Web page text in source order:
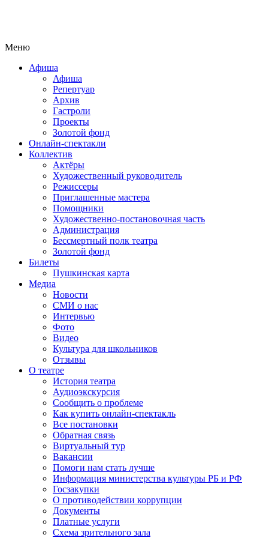
Меню
Афиша
Афиша
Репертуар
Архив
Гастроли
Проекты
Золотой фонд
Онлайн-спектакли
Коллектив
Актёры
Художественный руководитель
Режиссеры
Приглашенные мастера
Помощники
Художественно-постановочная часть
Администрация
Бессмертный полк театра
Золотой фонд
Билеты
Пушкинская карта
Медиа
Новости
СМИ о нас
Интервью
Фото
Видео
Культура для школьников
Отзывы
О театре
История театра
Аудиоэкскурсия
Сообщить о проблеме
Как купить онлайн-спектакль
Все постановки
Обратная связь
Виртуальный тур
Вакансии
Помоги нам стать лучше
Информация министерства культуры РБ и РФ
Госзакупки
О противодействии коррупции
Документы
Платные услуги
Схема зрительного зала